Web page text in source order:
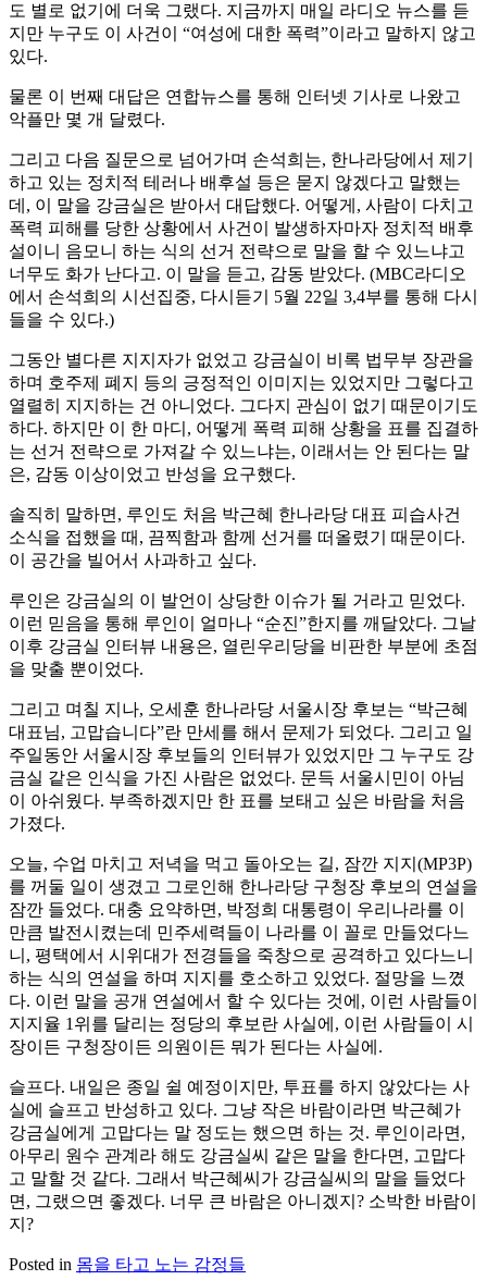
도 별로 없기에 더욱 그랬다. 지금까지 매일 라디오 뉴스를 듣
지만 누구도 이 사건이 “여성에 대한 폭력”이라고 말하지 않고
있다.
물론 이 번째 대답은 연합뉴스를 통해 인터넷 기사로 나왔고
악플만 몇 개 달렸다.
그리고 다음 질문으로 넘어가며 손석희는, 한나라당에서 제기
하고 있는 정치적 테러나 배후설 등은 묻지 않겠다고 말했는
데, 이 말을 강금실은 받아서 대답했다. 어떻게, 사람이 다치고
폭력 피해를 당한 상황에서 사건이 발생하자마자 정치적 배후
설이니 음모니 하는 식의 선거 전략으로 말을 할 수 있느냐고
너무도 화가 난다고. 이 말을 듣고, 감동 받았다. (MBC라디오
에서 손석희의 시선집중, 다시듣기 5월 22일 3,4부를 통해 다시
들을 수 있다.)
그동안 별다른 지지자가 없었고 강금실이 비록 법무부 장관을
하며 호주제 폐지 등의 긍정적인 이미지는 있었지만 그렇다고
열렬히 지지하는 건 아니었다. 그다지 관심이 없기 때문이기도
하다. 하지만 이 한 마디, 어떻게 폭력 피해 상황을 표를 집결하
는 선거 전략으로 가져갈 수 있느냐는, 이래서는 안 된다는 말
은, 감동 이상이었고 반성을 요구했다.
솔직히 말하면, 루인도 처음 박근혜 한나라당 대표 피습사건
소식을 접했을 때, 끔찍함과 함께 선거를 떠올렸기 때문이다.
이 공간을 빌어서 사과하고 싶다.
루인은 강금실의 이 발언이 상당한 이슈가 될 거라고 믿었다.
이런 믿음을 통해 루인이 얼마나 “순진”한지를 깨달았다. 그날
이후 강금실 인터뷰 내용은, 열린우리당을 비판한 부분에 초점
을 맞출 뿐이었다.
그리고 며칠 지나, 오세훈 한나라당 서울시장 후보는 “박근혜
대표님, 고맙습니다”란 만세를 해서 문제가 되었다. 그리고 일
주일동안 서울시장 후보들의 인터뷰가 있었지만 그 누구도 강
금실 같은 인식을 가진 사람은 없었다. 문득 서울시민이 아님
이 아쉬웠다. 부족하겠지만 한 표를 보태고 싶은 바람을 처음
가졌다.
오늘, 수업 마치고 저녁을 먹고 돌아오는 길, 잠깐 지지(MP3P)
를 꺼둘 일이 생겼고 그로인해 한나라당 구청장 후보의 연설을
잠깐 들었다. 대충 요약하면, 박정희 대통령이 우리나라를 이
만큼 발전시켰는데 민주세력들이 나라를 이 꼴로 만들었다느
니, 평택에서 시위대가 전경들을 죽창으로 공격하고 있다느니
하는 식의 연설을 하며 지지를 호소하고 있었다. 절망을 느꼈
다. 이런 말을 공개 연설에서 할 수 있다는 것에, 이런 사람들이
지지율 1위를 달리는 정당의 후보란 사실에, 이런 사람들이 시
장이든 구청장이든 의원이든 뭐가 된다는 사실에.
슬프다. 내일은 종일 쉴 예정이지만, 투표를 하지 않았다는 사
실에 슬프고 반성하고 있다. 그냥 작은 바람이라면 박근혜가
강금실에게 고맙다는 말 정도는 했으면 하는 것. 루인이라면,
아무리 원수 관계라 해도 강금실씨 같은 말을 한다면, 고맙다
고 말할 것 같다. 그래서 박근혜씨가 강금실씨의 말을 들었다
면, 그랬으면 좋겠다. 너무 큰 바람은 아니겠지? 소박한 바람이
지?
Posted in 몸을 타고 노는 감정들